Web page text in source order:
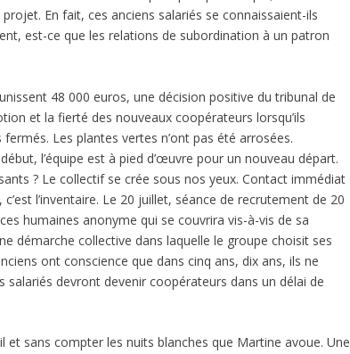
En fait, ces anciens salariés se connaissaient-ils
est-ce que les relations de subordination à un patron
48 000 euros, une décision positive du tribunal de
et la fierté des nouveaux coopérateurs lorsqu’ils
Les plantes vertes n’ont pas été arrosées.
l’équipe est à pied d’œuvre pour un nouveau départ.
? Le collectif se crée sous nos yeux. Contact immédiat
l’inventaire. Le 20 juillet, séance de recrutement de 20
humaines anonyme qui se couvrira vis-à-vis de sa
démarche collective dans laquelle le groupe choisit ses
ont conscience que dans cinq ans, dix ans, ils ne
salariés devront devenir coopérateurs dans un délai de
et sans compter les nuits blanches que Martine avoue. Une